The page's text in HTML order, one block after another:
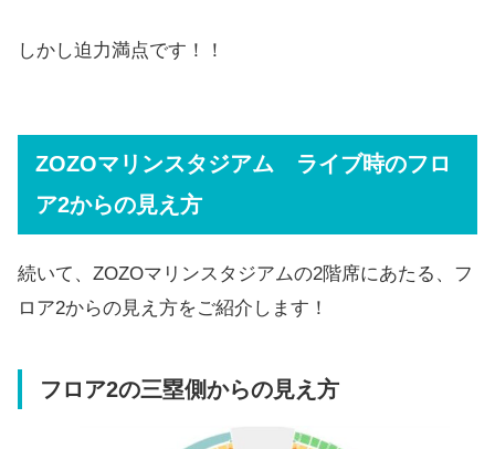
しかし迫力満点です！！
ZOZOマリンスタジアム ライブ時のフロ
ア2からの見え方
続いて、ZOZOマリンスタジアムの2階席にあたる、フ
ロア2からの見え方をご紹介します！
フロア2の三塁側からの見え方